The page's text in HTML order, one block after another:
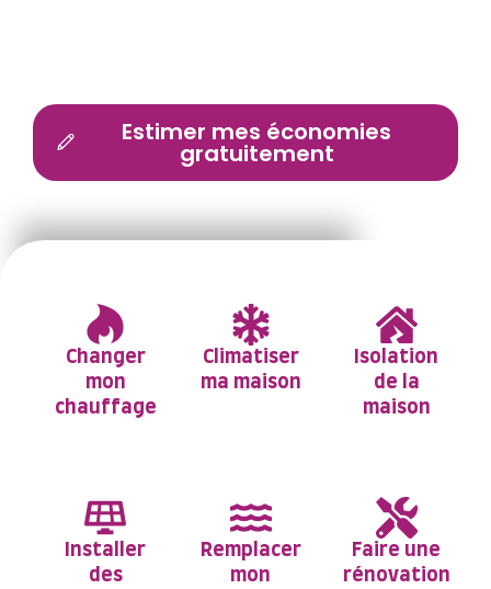
Estimer mes économies
gratuitement
Changer
mon
chauffage
Installer
des
Climatiser
ma maison
Remplacer
mon
Isolation
de la
maison
Faire une
rénovation